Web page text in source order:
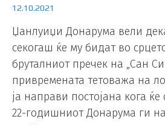
12.10.2021
Џанлуиџи Донарума вели
секогаш ќе му бидат во
бруталниот пречек на „Сан
привремената тетоважа на
ја направи постојана кога
22-годишниот Донарума ги